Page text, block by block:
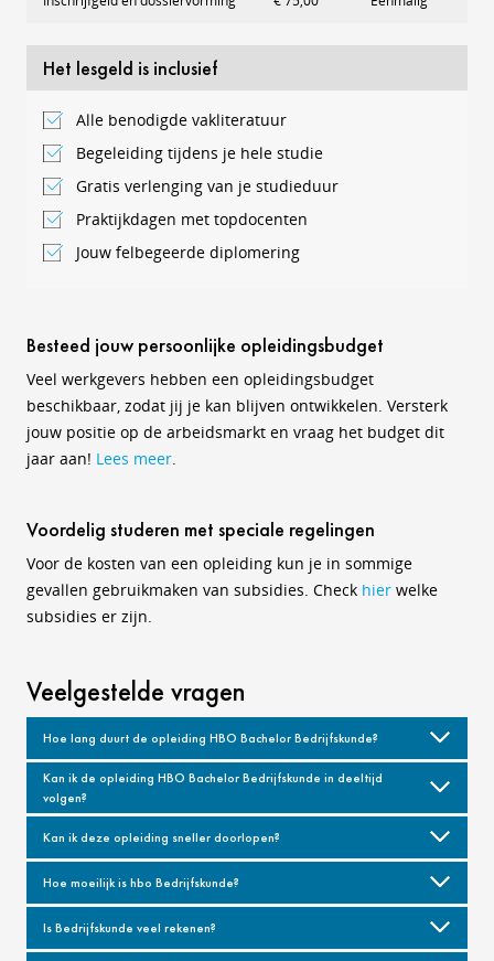
Het lesgeld is inclusief
Alle benodigde vakliteratuur
Begeleiding tijdens je hele studie
Gratis verlenging van je studieduur
Praktijkdagen met topdocenten
Jouw felbegeerde diplomering
Besteed jouw persoonlijke opleidingsbudget
Veel werkgevers hebben een opleidingsbudget
beschikbaar, zodat jij je kan blijven ontwikkelen. Versterk
jouw positie op de arbeidsmarkt en vraag het budget dit
jaar aan! Lees meer.
Voordelig studeren met speciale regelingen
Voor de kosten van een opleiding kun je in sommige
gevallen gebruikmaken van subsidies. Check hier welke
subsidies er zijn.
Veelgestelde vragen
Hoe lang duurt de opleiding HBO Bachelor Bedrijfskunde?
Kan ik de opleiding HBO Bachelor Bedrijfskunde in deeltijd
volgen?
Kan ik deze opleiding sneller doorlopen?
Hoe moeilijk is hbo Bedrijfskunde?
Is Bedrijfskunde veel rekenen?